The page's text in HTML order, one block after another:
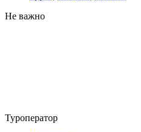
Не важно
Туроператор